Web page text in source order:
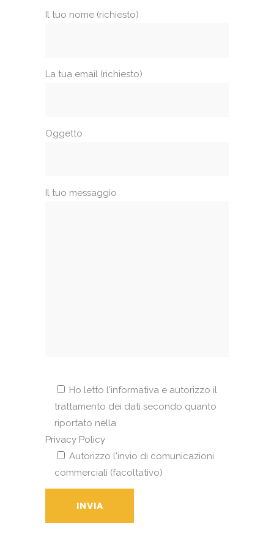
Il tuo nome (richiesto)
La tua email (richiesto)
Oggetto
Il tuo messaggio
Ho letto l'informativa e autorizzo il
trattamento dei dati secondo quanto
riportato nella
Privacy Policy
Autorizzo l'invio di comunicazioni
commerciali (facoltativo)